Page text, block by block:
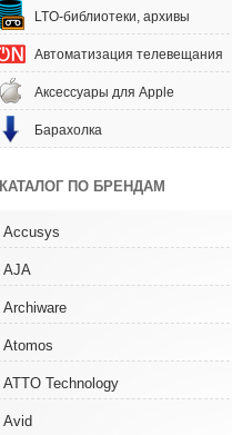
LTO-библиотеки, архивы
Автоматизация телевещания
Аксессуары для Apple
Барахолка
КАТАЛОГ ПО БРЕНДАМ
Accusys
AJA
Archiware
Atomos
ATTO Technology
Avid